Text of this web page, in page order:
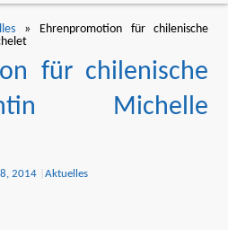
» Ehrenpromotion für chilenische
für chilenische
Michelle
2014 Aktuelles